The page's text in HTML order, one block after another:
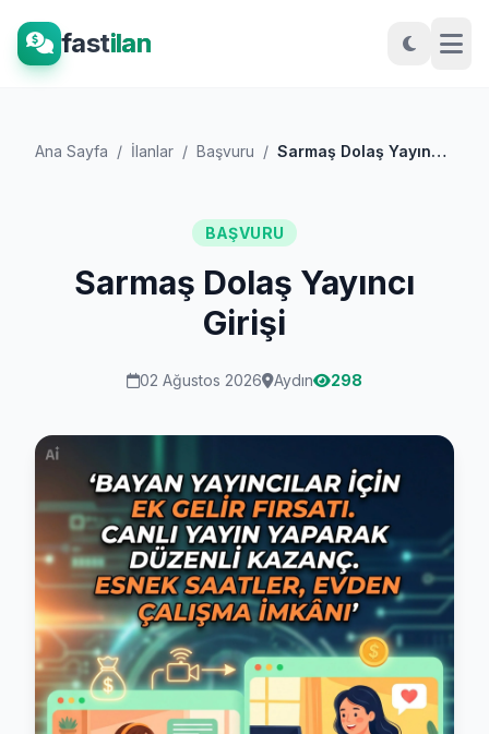
fastilan
Ana Sayfa / İlanlar / Başvuru / Sarmaş Dolaş Yayıncı Girişi
BAŞVURU
Sarmaş Dolaş Yayıncı
Girişi
02 Ağustos 2026 Aydın 298